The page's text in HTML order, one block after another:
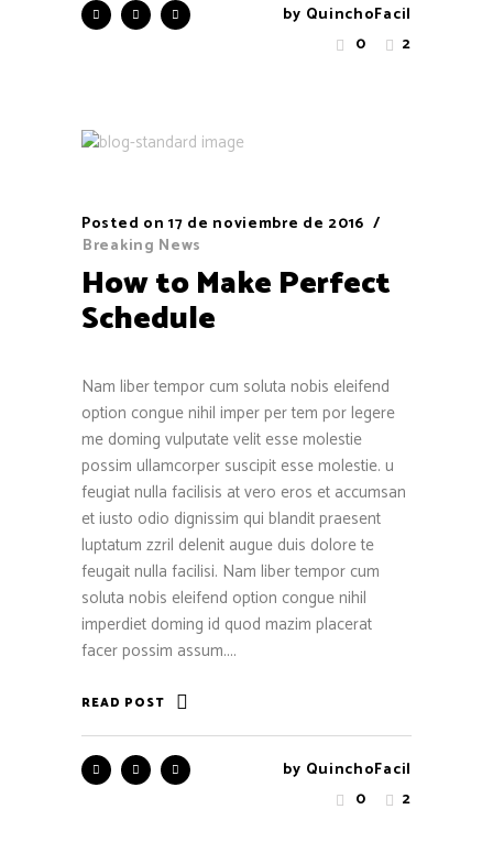
by QuinchoFacil
0
2
Posted on 17 de noviembre de 2016
Breaking News
How to Make Perfect
Schedule
Nam liber tempor cum soluta nobis eleifend
option congue nihil imper per tem por legere
me doming vulputate velit esse molestie
possim ullamcorper suscipit esse molestie. u
feugiat nulla facilisis at vero eros et accumsan
et iusto odio dignissim qui blandit praesent
luptatum zzril delenit augue duis dolore te
feugait nulla facilisi. Nam liber tempor cum
soluta nobis eleifend option congue nihil
imperdiet doming id quod mazim placerat
facer possim assum....
READ POST
by QuinchoFacil
0
2